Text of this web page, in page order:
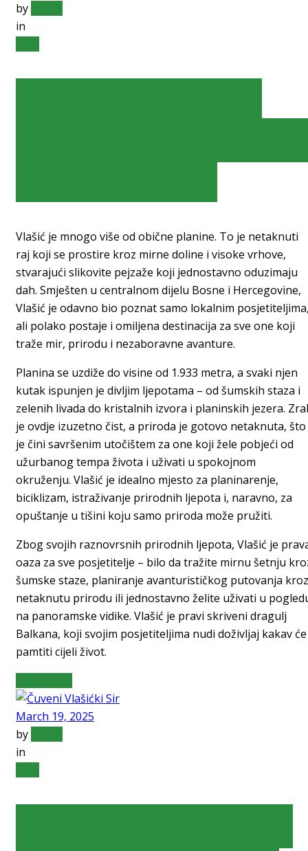
by
in
Vlašić je mnogo više od obične planine. To je netaknuti
raj koji se prostire kroz mirne doline i visoke vrhove,
stvarajući slikovite pejzaže koji jednostavno oduzimaju
dah. Smješten u centralnom dijelu Bosne i Hercegovine,
Vlašić je odavno bio poznat samo lokalnim
ali polako postaje i omiljena destinacija za sve one koji
traže mir, prirodu i nezaboravne avanture.
Planina se uzdiže do visine od 1.933 metra, a svaki njen
kutak ispunjen je divljim ljepotama – od šumskih staza i
zelenih livada do kristalnih izvora i planinskih jezera.
je ovdje izuzetno čist, a priroda je gotovo netaknuta, što
je čini savršenim utočištem za one koji žele pobjeći od
užurbanog tempa života i uživati u spokojnom
okruženju. Vlašić je idealno mjesto za planinarenje,
biciklizam, istraživanje prirodnih ljepota i, naravno, za
opuštanje u tišini koju samo priroda može pružiti.
Zbog svojih raznovrsnih prirodnih ljepota, Vlašić je
oaza za sve posjetitelje – bilo da tražite mirnu šetnju
šumske staze, planiranje avanturističkog putovanja kroz
netaknutu prirodu ili jednostavno želite uživati u
na panoramske vidike. Vlašić je pravi skriveni dragulj
Balkana, koji svojim posjetiteljima nudi doživljaj kakav će
pamtiti cijeli život.
March 19, 2025
by
in